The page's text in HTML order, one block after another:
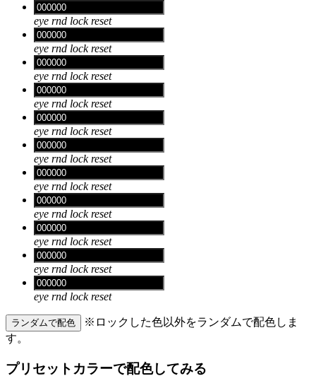
eye rnd lock reset
eye rnd lock reset
eye rnd lock reset
eye rnd lock reset
eye rnd lock reset
eye rnd lock reset
eye rnd lock reset
eye rnd lock reset
eye rnd lock reset
eye rnd lock reset
eye rnd lock reset
ランダムで配色
※ロックした色以外をランダムで配色しま
す。
プリセットカラーで配色してみる